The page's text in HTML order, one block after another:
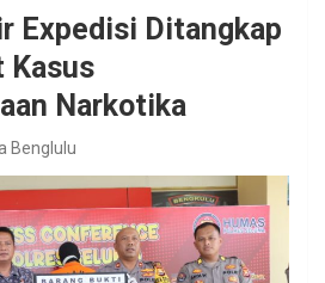
Expedisi Ditangkap
Kasus
Narkotika
Benglulu